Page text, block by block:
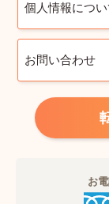
個人情報につい
お問い合わせ
お